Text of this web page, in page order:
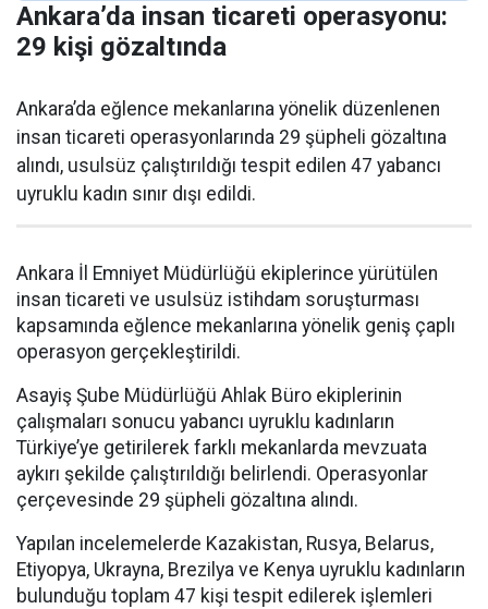
Ankara’da insan ticareti operasyonu:
29 kişi gözaltında
Ankara’da eğlence mekanlarına yönelik düzenlenen
insan ticareti operasyonlarında 29 şüpheli gözaltına
alındı, usulsüz çalıştırıldığı tespit edilen 47 yabancı
uyruklu kadın sınır dışı edildi.
Ankara İl Emniyet Müdürlüğü ekiplerince yürütülen
insan ticareti ve usulsüz istihdam soruşturması
kapsamında eğlence mekanlarına yönelik geniş çaplı
operasyon gerçekleştirildi.
Asayiş Şube Müdürlüğü Ahlak Büro ekiplerinin
çalışmaları sonucu yabancı uyruklu kadınların
Türkiye’ye getirilerek farklı mekanlarda mevzuata
aykırı şekilde çalıştırıldığı belirlendi. Operasyonlar
çerçevesinde 29 şüpheli gözaltına alındı.
Yapılan incelemelerde Kazakistan, Rusya, Belarus,
Etiyopya, Ukrayna, Brezilya ve Kenya uyruklu kadınların
bulunduğu toplam 47 kişi tespit edilerek işlemleri